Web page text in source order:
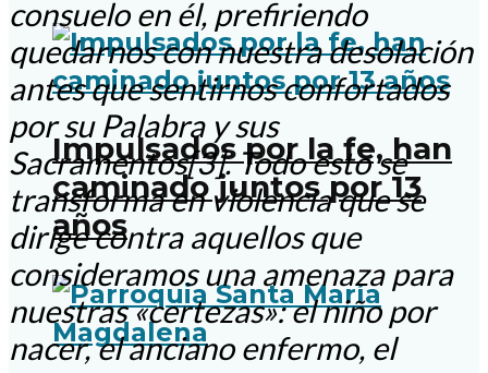
Impulsados por la fe, han
caminado juntos por 13
años
consuelo en él, prefiriendo
quedarnos con nuestra desolación
antes que sentirnos confortados
por su Palabra y sus
Sacramentos[3]. Todo esto se
transforma en violencia que se
dirige contra aquellos que
consideramos una amenaza para
nuestras «certezas»: el niño por
nacer, el anciano enfermo, el